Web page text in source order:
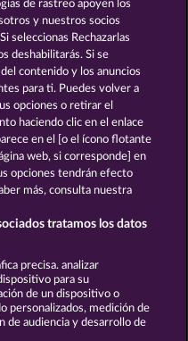
desistimiento
de rastreo apoyen los
y nuestros socios
seleccionas Rechazarlas
deshabilitarás. Si se
contenido y los anuncios
para ti. Puedes volver a
opciones o retirar el
haciendo clic en el enlace
en el [o el ícono flotante
web, si corresponde] en
opciones tendrán efecto
más, consulta nuestra
tratamos los datos
precisa. analizar
para su
de un dispositivo o
personalizados, medición de
de audiencia y desarrollo de